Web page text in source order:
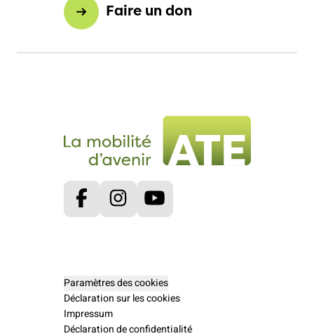
Faire un don
FacebookInstagram
Paramètres des cookies
Déclaration sur les cookies
Impressum
Déclaration de confidentialité